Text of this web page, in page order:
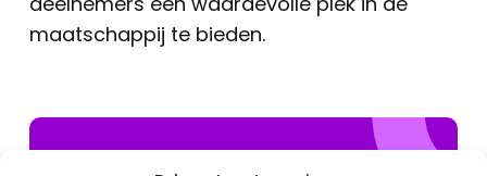
maatschappij te bieden.